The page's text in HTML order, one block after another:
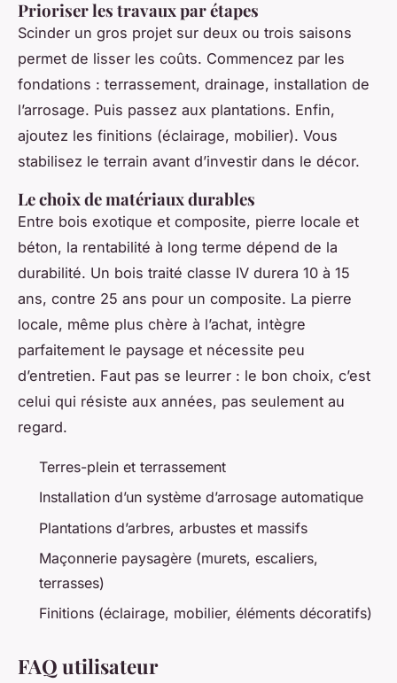
Prioriser les travaux par étapes
Scinder un gros projet sur deux ou trois saisons
permet de lisser les coûts. Commencez par les
fondations : terrassement, drainage, installation de
l’arrosage. Puis passez aux plantations. Enfin,
ajoutez les finitions (éclairage, mobilier). Vous
stabilisez le terrain avant d’investir dans le décor.
Le choix de matériaux durables
Entre bois exotique et composite, pierre locale et
béton, la rentabilité à long terme dépend de la
durabilité. Un bois traité classe IV durera 10 à 15
ans, contre 25 ans pour un composite. La pierre
locale, même plus chère à l’achat, intègre
parfaitement le paysage et nécessite peu
d’entretien. Faut pas se leurrer : le bon choix, c’est
celui qui résiste aux années, pas seulement au
regard.
Terres-plein et terrassement
Installation d’un système d’arrosage automatique
Plantations d’arbres, arbustes et massifs
Maçonnerie paysagère (murets, escaliers,
terrasses)
Finitions (éclairage, mobilier, éléments décoratifs)
FAQ utilisateur